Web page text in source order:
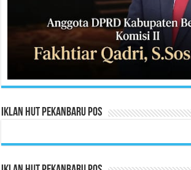
Iklan HUT Pekanbaru Pos